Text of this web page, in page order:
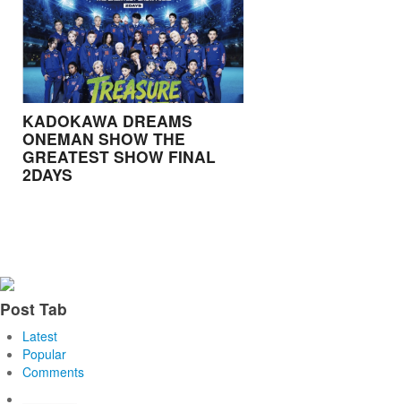
KADOKAWA DREAMS
ONEMAN SHOW THE
GREATEST SHOW FINAL
2DAYS
Post Tab
Latest
Popular
Comments